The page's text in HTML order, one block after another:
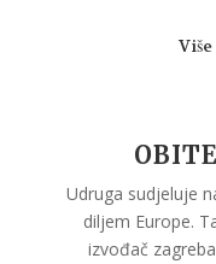
Udruga sudjeluje
diljem Europe.
izvođač